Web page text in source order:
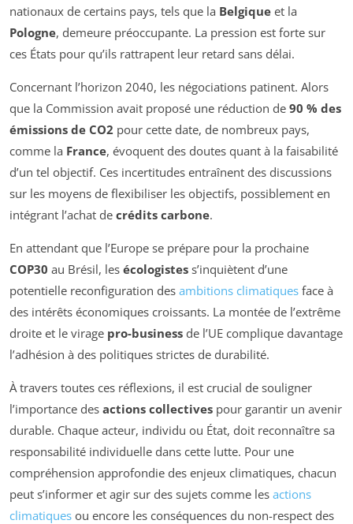
nationaux de certains pays, tels que la Belgique et la
Pologne, demeure préoccupante. La pression est forte sur
ces États pour qu’ils rattrapent leur retard sans délai.
Concernant l’horizon 2040, les négociations patinent. Alors
que la Commission avait proposé une réduction de 90 % des
émissions de CO2 pour cette date, de nombreux pays,
comme la France, évoquent des doutes quant à la faisabilité
d’un tel objectif. Ces incertitudes entraînent des discussions
sur les moyens de flexibiliser les objectifs, possiblement en
intégrant l’achat de crédits carbone.
En attendant que l’Europe se prépare pour la prochaine
COP30 au Brésil, les écologistes s’inquiètent d’une
potentielle reconfiguration des ambitions climatiques face à
des intérêts économiques croissants. La montée de l’extrême
droite et le virage pro-business de l’UE complique davantage
l’adhésion à des politiques strictes de durabilité.
À travers toutes ces réflexions, il est crucial de souligner
l’importance des actions collectives pour garantir un avenir
durable. Chaque acteur, individu ou État, doit reconnaître sa
responsabilité individuelle dans cette lutte. Pour une
compréhension approfondie des enjeux climatiques, chacun
peut s’informer et agir sur des sujets comme les actions
climatiques ou encore les conséquences du non-respect des